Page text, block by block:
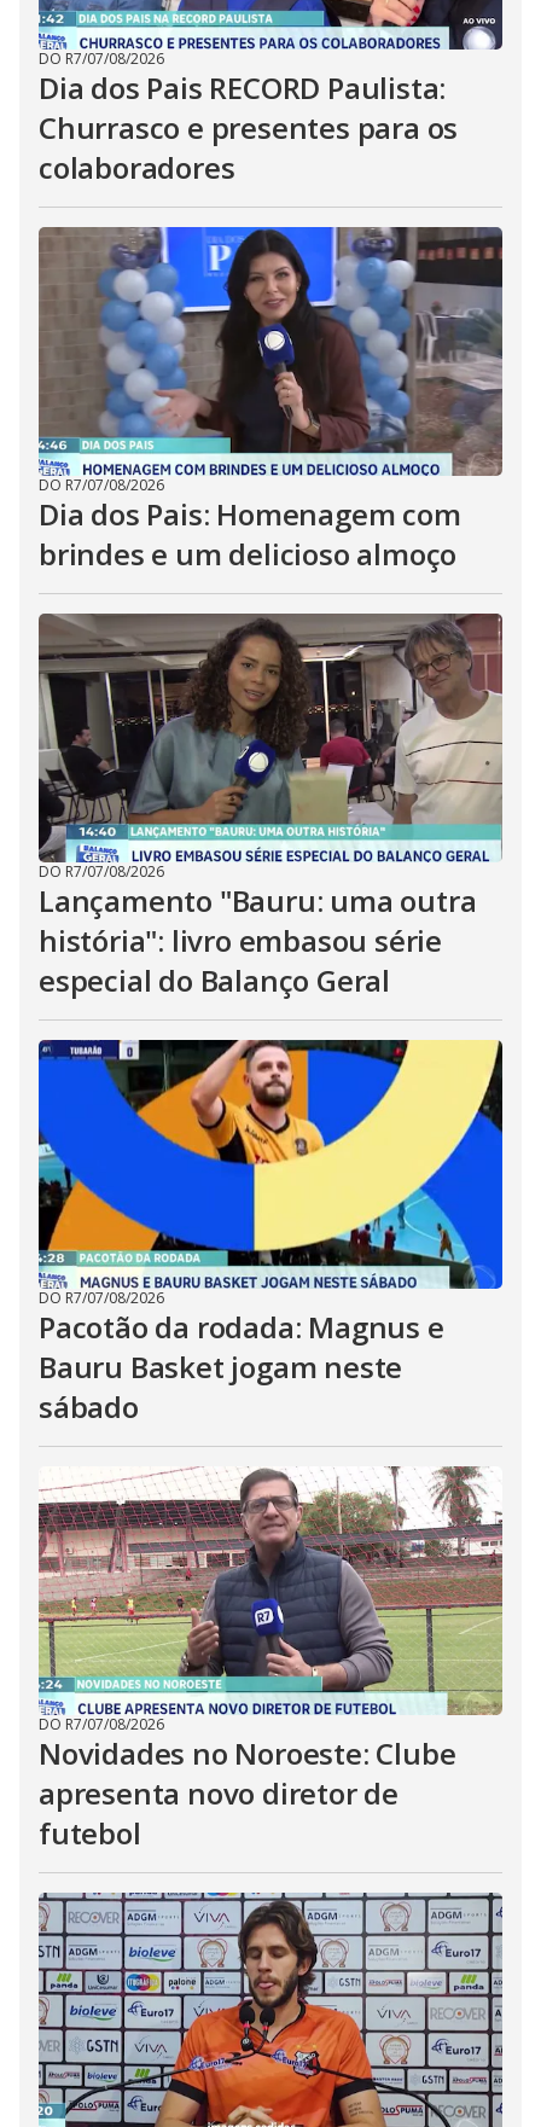
DO R7/07/08/2026
Dia dos Pais RECORD Paulista:
Churrasco e presentes para os
colaboradores
DO R7/07/08/2026
Dia dos Pais: Homenagem com
brindes e um delicioso almoço
DO R7/07/08/2026
Lançamento "Bauru: uma outra
história": livro embasou série
especial do Balanço Geral
DO R7/07/08/2026
Pacotão da rodada: Magnus e
Bauru Basket jogam neste
sábado
DO R7/07/08/2026
Novidades no Noroeste: Clube
apresenta novo diretor de
futebol